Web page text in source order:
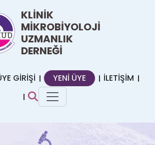
KLİNİK
MİKROBİYOLOJİ
UZMANLIK
DERNEĞİ
GİRİŞİ YENİ ÜYE İLETİŞİM